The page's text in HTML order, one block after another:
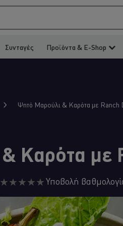
Συνταγές Προϊόντα & E-Shop
Ψητό Μαρούλι & Καρότα με Ranch
Καρότα με
Δεν
αξιολογήσεις
για
Υποβολή